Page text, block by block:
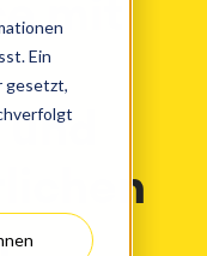
Ein
gesetzt,
mit